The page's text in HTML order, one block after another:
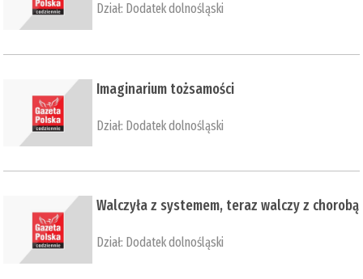
Dział: Dodatek dolnośląski
​Imaginarium tożsamości
Dział: Dodatek dolnośląski
​Walczyła z systemem, teraz walczy z chorobą
Dział: Dodatek dolnośląski